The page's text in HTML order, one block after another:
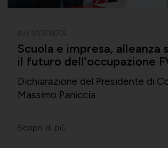
Scuola e impresa,
il futuro dell'occupazione
Dichiarazione del Presidente di
Massimo Paniccia
Scopri di più